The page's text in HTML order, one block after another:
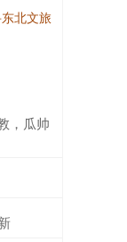
北文旅
，瓜帅